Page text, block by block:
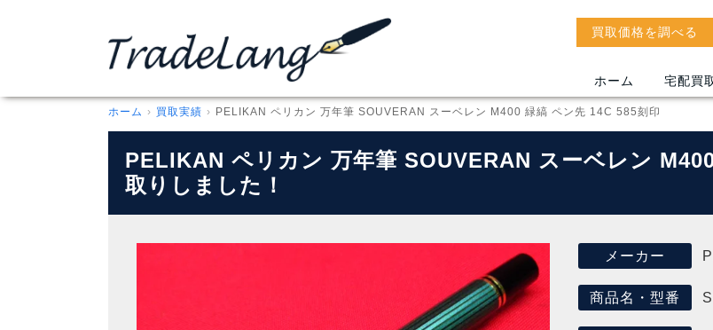
買取価格を調べる
ホーム 宅配買
ホーム 買取実績 PELIKAN ペリカン 万年筆 SOUVERAN スーベレン M400 緑縞 ペン先 14C 585刻印
PELIKAN ペリカン 万年筆 SOUVERAN スーベレン
取りしました！
メーカー
商品名・型番